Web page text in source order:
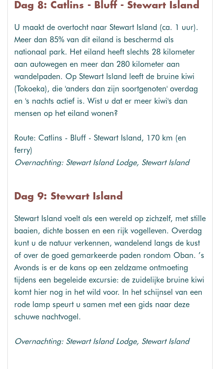
Dag 8: Catlins - Bluff - Stewart Island
U maakt de overtocht naar Stewart Island (ca. 1 uur).
Meer dan 85% van dit eiland is beschermd als
nationaal park. Het eiland heeft slechts 28 kilometer
aan autowegen en meer dan 280 kilometer aan
wandelpaden. Op Stewart Island leeft de bruine kiwi
(Tokoeka), die 'anders dan zijn soortgenoten' overdag
en 's nachts actief is. Wist u dat er meer kiwi's dan
mensen op het eiland wonen?
Route: Catlins - Bluff - Stewart Island, 170 km (en
ferry)
Overnachting: Stewart Island Lodge, Stewart Island
Dag 9: Stewart Island
Stewart Island voelt als een wereld op zichzelf, met stille
baaien, dichte bossen en een rijk vogelleven. Overdag
kunt u de natuur verkennen, wandelend langs de kust
of over de goed gemarkeerde paden rondom Oban. ’s
Avonds is er de kans op een zeldzame ontmoeting
tijdens een begeleide excursie: de zuidelijke bruine kiwi
komt hier nog in het wild voor. In het schijnsel van een
rode lamp speurt u samen met een gids naar deze
schuwe nachtvogel.
Overnachting: Stewart Island Lodge, Stewart Island